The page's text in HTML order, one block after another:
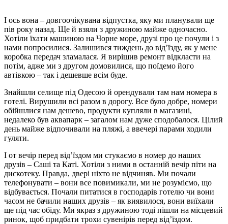
І ось вона – довгоочікувана відпустка, яку ми планували ще
пів року назад. Ще й взяли з дружиною майже одночасно.
Хотіли їхати машиною на Чорне море, друзі про це почули і з
нами попросилися. Залишився тиждень до від’їзду, як у мене
коробка передач зламалася. Я вирішив ремонт відкласти на
потім, адже ми з другом домовилися, що поїдемо його
автівкою – так і дешевше всім буде.
Знайшли селище під Одесою й орендували там нам номера в
готелі. Вирушили всі разом в дорогу. Все було добре, номери
обійшлися нам дешево, продукти купляли в магазині,
недалеко був аквапарк – загалом нам дуже сподобалося. Цілий
день майже відпочивали на пляжі, а ввечері парами ходили
гуляти.
І от вечір перед від’їздом ми стукаємо в номер до наших
друзів – Саші та Каті. Хотіли з ними в останній вечір піти на
дискотеку. Правда, двері ніхто не відчиняв. Ми почали
телефонувати – вони все повимикали, ми не розуміємо, що
відбувається. Почали питатися в господарів готелю чи вони
часом не бачили наших друзів – як виявилося, вони виїхали
ще під час обіду. Ми якраз з дружиною тоді пішли на місцевий
ринок, щоб придбати трохи сувенірів перед від’їздом.